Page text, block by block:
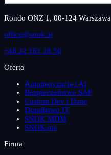
Rondo ONZ 1, 00-124 Warszawa
office@snok.ai
+48 22 161 18 30
Oferta
Automatyzacja i AI
Bezpieczeństwo SAP
Custom Dev i Dane
Doradztwo IT
SNOK MDM
SNOK.me
Firma